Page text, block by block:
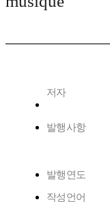
저자
발행사항
발행연도
작성언어